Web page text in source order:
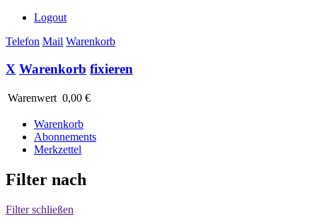
Logout
Telefon Mail Warenkorb
X Warenkorb fixieren
Warenwert 0,00 €
Warenkorb
Abonnements
Merkzettel
Filter nach
Filter schließen